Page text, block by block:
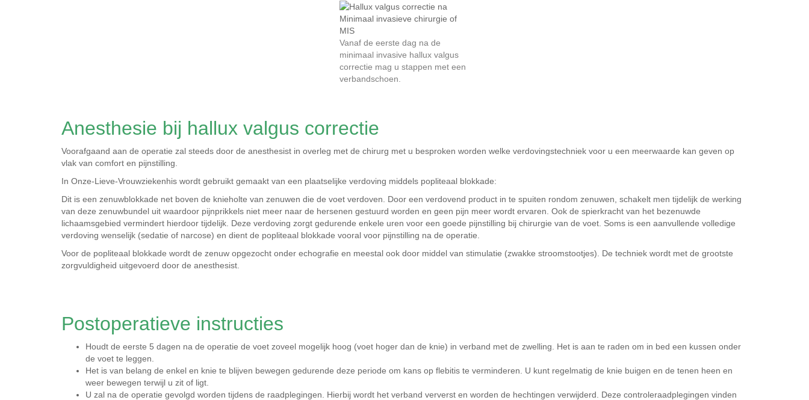
Vanaf de eerste dag na de
minimaal invasive hallux valgus
correctie mag u stappen met een
verbandschoen.
Anesthesie bij hallux valgus correctie
Voorafgaand aan de operatie zal steeds door de anesthesist in overleg met de chirurg met u besproken worden welke verdovingstechniek voor u een meerwaarde kan geven op
vlak van comfort en pijnstilling.
In Onze-Lieve-Vrouwziekenhis wordt gebruikt gemaakt van een plaatselijke verdoving middels popliteaal blokkade:
Dit is een zenuwblokkade net boven de knieholte van zenuwen die de voet verdoven. Door een verdovend product in te spuiten rondom zenuwen, schakelt men tijdelijk de werking
van deze zenuwbundel uit waardoor pijnprikkels niet meer naar de hersenen gestuurd worden en geen pijn meer wordt ervaren. Ook de spierkracht van het bezenuwde
lichaamsgebied vermindert hierdoor tijdelijk. Deze verdoving zorgt gedurende enkele uren voor een goede pijnstilling bij chirurgie van de voet. Soms is een aanvullende volledige
verdoving wenselijk (sedatie of narcose) en dient de popliteaal blokkade vooral voor pijnstilling na de operatie.
Voor de popliteaal blokkade wordt de zenuw opgezocht onder echografie en meestal ook door middel van stimulatie (zwakke stroomstootjes). De techniek wordt met de grootste
zorgvuldigheid uitgevoerd door de anesthesist.
Postoperatieve instructies
Houdt de eerste 5 dagen na de operatie de voet zoveel mogelijk hoog (voet hoger dan de knie) in verband met de zwelling. Het is aan te raden om in bed een kussen onder
de voet te leggen.
Het is van belang de enkel en knie te blijven bewegen gedurende deze periode om kans op flebitis te verminderen. U kunt regelmatig de knie buigen en de tenen heen en
weer bewegen terwijl u zit of ligt.
U zal na de operatie gevolgd worden tijdens de raadplegingen. Hierbij wordt het verband ververst en worden de hechtingen verwijderd. Deze controleraadplegingen vinden